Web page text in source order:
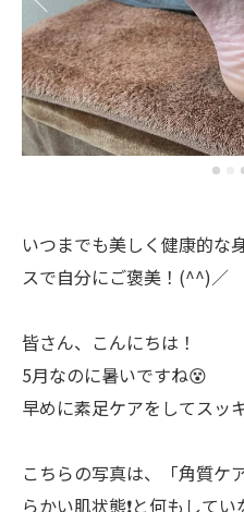
いつまでも美しく健康的
スで自分にご褒美！(^^)／
皆さん、こんにちは！
5月なのに暑いですね😵
早めに素足ケアをしてスッ
こちらの写真は、「角質ケ
らかい肌状態❗️と何もして